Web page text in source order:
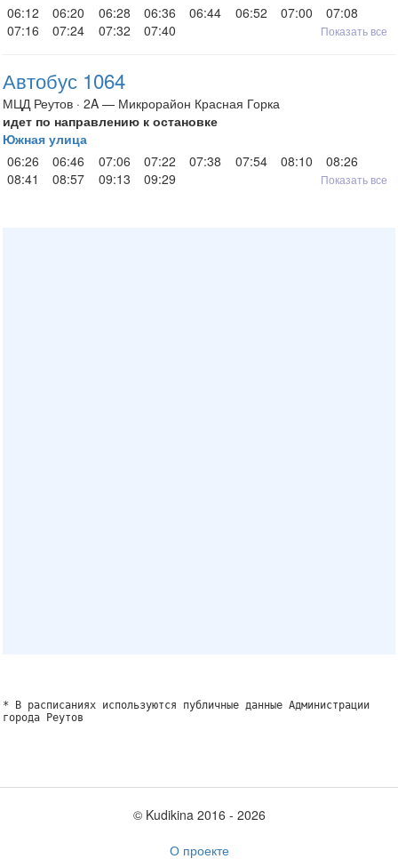
06:12
06:20 06:28 06:36 06:44 06:52 07:00
07:08
07:16
07:24 07:32 07:40 Показать все
Автобус 1064
МЦД Реутов · 2A — Микрорайон Красная Горка
идет по направлению к остановке
Южная улица
06:26
06:46 07:06 07:22 07:38 07:54 08:10
08:26
08:41
08:57 09:13 09:29 Показать все
* В расписаниях используются публичные данные Администрации
города Реутов
© Kudikina 2016 ‐ 2026
О проекте